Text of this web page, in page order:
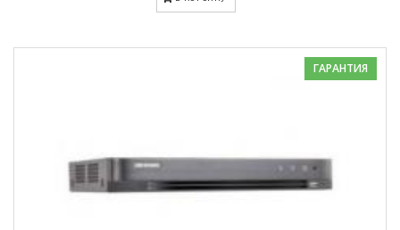
ГАРАНТИЯ